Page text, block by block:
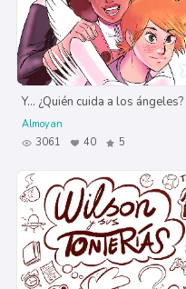
Y... ¿Quién cuida a los ángeles?
Almoyan
3061
40 5